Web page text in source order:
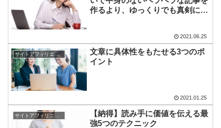
作るより、ゆっくりでも真剣に想
2021.06.25
サイトアフィリエイト
文章に具体性をもたせる3つのポ
イント
2021.01.25
サイトアフィリエイト
【納得】読み手に価値を伝える最
強5つのテクニック